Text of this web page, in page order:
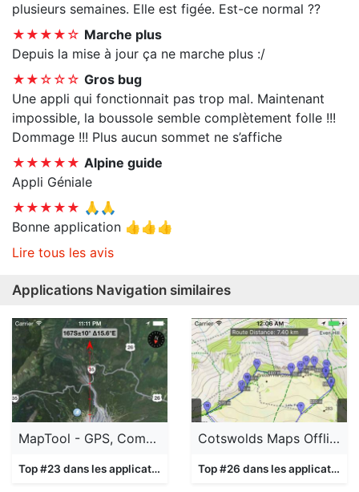
plusieurs semaines. Elle est figée. Est-ce normal ??
★★★★☆ Marche plus
Depuis la mise à jour ça ne marche plus :/
★★☆☆☆ Gros bug
Une appli qui fonctionnait pas trop mal. Maintenant
impossible, la boussole semble complètement folle !!!
Dommage !!! Plus aucun sommet ne s’affiche
★★★★★ Alpine guide
Appli Géniale
★★★★★ 🙏🙏
Bonne application 👍👍👍
Lire tous les avis
Applications Navigation similaires
MapTool - GPS, Compass, Altitude, Speedometer, UTM, MGRS and Magnetic Declination
Top #23 dans les applications Navigation
Cotswolds Maps Offline
Top #26 dans les applications